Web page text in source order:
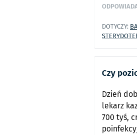
DOTYCZY:
Czy
Dzień
lekarz
700 tyś,